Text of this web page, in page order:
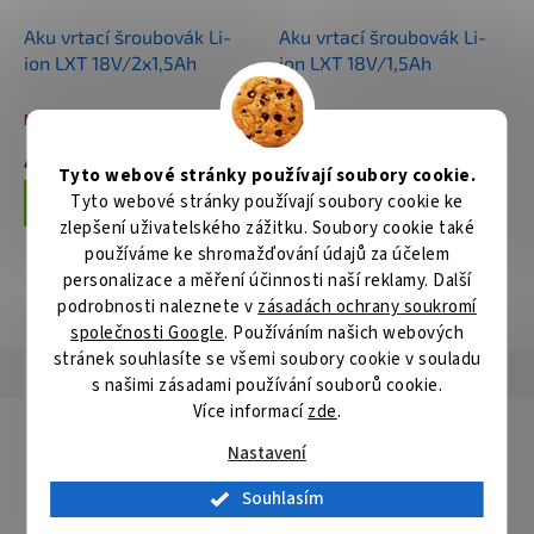
Tyto webové stránky používají soubory cookie.
Tyto webové stránky používají soubory cookie ke
zlepšení uživatelského zážitku. Soubory cookie také
používáme ke shromažďování údajů za účelem
personalizace a měření účinnosti naší reklamy. Další
podrobnosti naleznete v zásadách ochrany soukromí
společnosti Google. Používáním našich webových
stránek souhlasíte se všemi soubory cookie v souladu
s našimi zásadami používání souborů cookie.
Více informacízde.
Nastavení
Souhlasím
Aku vrtací šroubovák Li-
ion LXT 18V/2x1,5Ah
Není skladem
4 792 Kč
Do košíku
Aku vrtací šroubovák Li-
ion LXT 18V/1,5Ah
Není skladem
3 839 Kč
Do košíku
ZOBRAZIT VŠECHNY SOUVISEJÍCÍ PRODUKTY
Hodnocení Diskuze
16-152 mm. To umožňuje velmi rychlou a bezpečnou výměnu
centrovacích vrtáků a vrtacích korunek bez použití nářadí.